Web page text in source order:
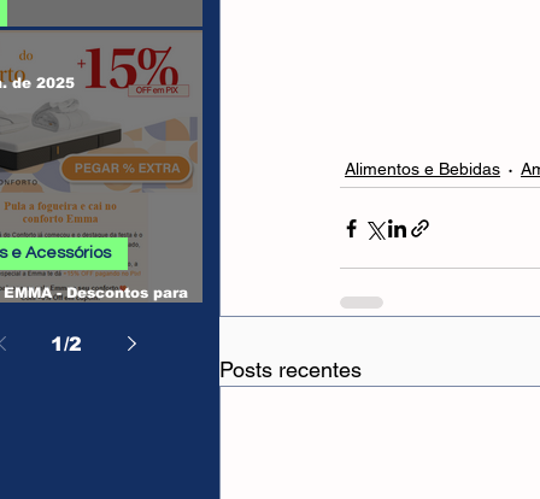
EMMA - Descontos para
e Acessórios
de 2025
1/2
Alimentos e Bebidas
Posts recentes